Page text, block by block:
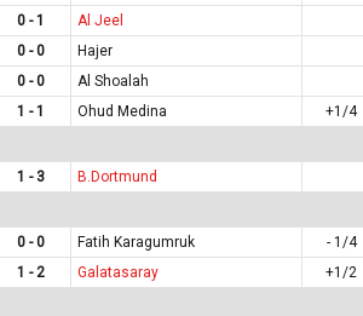
0 - 1 Al Jeel
0 - 0 Hajer
0 - 0 Al Shoalah
1 - 1 Ohud Medina +1/4
1 - 3 B.Dortmund
0 - 0 Fatih Karagumruk - 1/4
1 - 2 Galatasaray +1/2